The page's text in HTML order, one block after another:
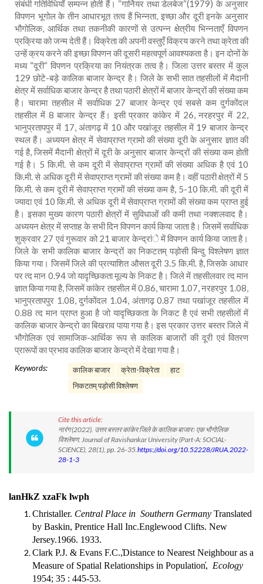
संबंधी गतिविधियाँ सम्पन्न होती हैं। “गार्नियर तथा डेलबेज“(1979) के अनुसार
विपणन भूगोल के तीन आधारभूत तत्व हैं भिन्नता, इच्छा और दूरी इनके अनुसार
भौगोलिक, आर्थिक तथा तकनीकी कारणों से उत्पन्न क्षेत्रीय भिन्नताएँ विपणन
प्रक्रिया को जन्म देती हैं। विक्रेता की अपनी वस्तुएँ विक्रय करने तथा क्रेता की
उन्हें क्रय करने की इच्छा विपणन की दूसरी महत्वपूर्ण आवश्यकता है। इन दोनों के
मध्य “दूरी“ विपणन प्रक्रिया का नियंत्रक तत्व है। जिला उत्तर बस्तर में कुल
129 छोटे-बड़े कालिक बाजार केन्द्र है। जिले के सभी सात तहसीलों में मैदानी
क्षेत्र में सर्वाधिक बाजार केन्द्र है तथा पठारी क्षेत्रों में बाजार केन्द्रों की संख्या कम
है। चारामा तहसील में सर्वाधिक 27 बाजार केन्द्र एवं सबसे कम दुर्गकोंदल
तहसील में 8 बाजार केन्द्र हैं। इसी प्रकार कांकेर में 26, नरहरपुर में 22,
भानुप्रतापपुर में 17, अंतागढ़ में 10 और पखांजूर तहसील में 19 बाजार केन्द्र
स्थल हैं। अध्ययन क्षेत्र में सेवाप्राप्त ग्रामो की संख्या दूरी के अनुसार ज्ञात की
गई है, जिसमें मैदानी क्षेत्रों में दूरी के अनुसार बाजार केन्द्रों की संख्या कम होती
गई है। 5 कि.मी. से कम दूरी में सेवाप्राप्त ग्रामों की संख्या अधिक है एवं 10
कि.मी. से अधिक दूरी में सेवाप्राप्त ग्रामों की संख्या कम है। वहीं पठारी क्षेत्रों में 5
कि.मी. से कम दूरी में सेवाप्राप्त ग्रामों की संख्या कम है, 5-10 कि.मी. की दूरी में
ज्यादा एवं 10 कि.मी. से अधिक दूरी में सेवाप्राप्त ग्रामों की संख्या कम प्राप्त हुई
है। इसका मुख्य कारण पठारी क्षेत्रों में सुविधाओं की कमी तथा नक्शलवाद है।
अध्ययन क्षेत्र में सप्ताह के सभी दिन विपणन कार्य किया जाता है। जिसमें सर्वाधिक
शुक्रवार 27 एवं गुरूवार को 21 बाजार केन्द्रांे में विपणन कार्य किया जाता है।
जिले के सभी कालिक बाजार केन्द्रों का निकटतम् पड़ोसी बिन्दु विश्लेषण ज्ञात
किया गया। जिसमें जिले की प्रत्याशित औसत दूरी 3.5 कि.मी. है, जिसके आधार
पर त्द मान 0.94 जो यादृच्छिकता मूल्य के निकट है। जिले में तहसीलवार त्द मान
ज्ञात किया गया है, जिसमें कांकेर तहसील में 0.86, चारामा 1.07, नरहरपुर 1.08,
भानुप्रतापपुर 1.08, दुर्गकोंदल 1.04, अंतागढ़ 0.87 तथा पखांजूर तहसील में
0.88 त्द मान प्राप्त हुआ है जो यादृच्छिकता के निकट है एवं सभी तहसीलों में
कालिक बाजार केन्द्रो का बिखराव पाया गया है। इस प्रकार उत्तर बस्तर जिले में
भौगोलिक एवं सामाजिक-आर्थिक रूप से कालिक बाजारों की दूरी एवं वितरण
प्रारूपों का प्रभाव कालिक बाजार केन्द्रो में देखा गया है।
Keywords: कालिक बाजार क्रेता-विक्रेता
हाट
निकटतम् पड़ोसी विश्लेषण
Cite this article:
नारंग (2022). उत्तर बस्तर कांकेर जिले के कालिक बाजारः एक भौगोलिक
विश्लेषण. Journal of Ravishankar University (Part-A: SOCIAL-
SCIENCE), 28(1), pp. 26-35.https://doi.org/10.52228/JRUA.2022-
28-1-3
lanHkZ xzaFk lwph
Christaller. Central Place in Southern Germany Translated
by Baskin, Prentice Hall Inc.Englewood Clifts. New
Jersey.1966. 1933.
Clark P.J. & Evans F.C.,̒Distance to Nearest Neighbour as a
Measure of Spatial Relationships in Population̓, Ecology
1954; 35 : 445-53.